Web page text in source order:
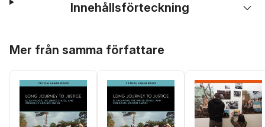
Innehållsförteckning
Mer från samma författare